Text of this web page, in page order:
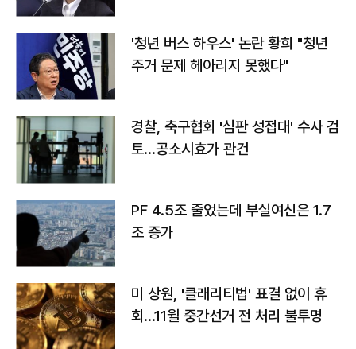
'청년 버스 하우스' 논란 황희 "청년
주거 문제 헤아리지 못했다"
경찰, 축구협회 '심판 성접대' 수사 검
토…공소시효가 관건
PF 4.5조 줄었는데 부실여신은 1.7
조 증가
미 상원, '클래리티법' 표결 없이 휴
회…11월 중간선거 전 처리 불투명